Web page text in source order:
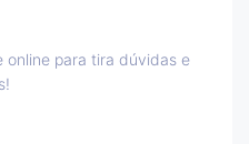
online para tira dúvidas e